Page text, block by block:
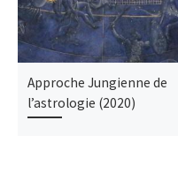
Approche Jungienne de
l’astrologie (2020)